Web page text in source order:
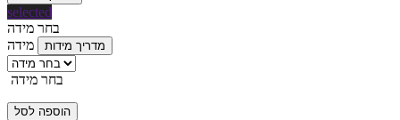
selected
בחר מידה
מידה
מדריך מידות
בחר מידה
הוספה לסל